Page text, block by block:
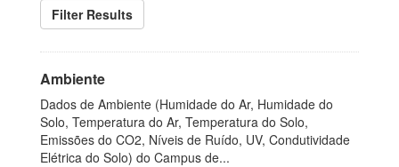
Filter Results
Ambiente
Dados de Ambiente (Humidade do Ar, Humidade do
Solo, Temperatura do Ar, Temperatura do Solo,
Emissões do CO2, Níveis de Ruído, UV, Condutividade
Elétrica do Solo) do Campus de...